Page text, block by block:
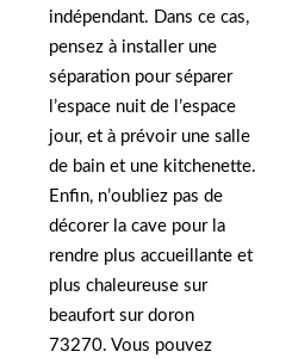
indépendant. Dans ce cas,
pensez à installer une
séparation pour séparer
l’espace nuit de l’espace
jour, et à prévoir une salle
de bain et une kitchenette.
Enfin, n’oubliez pas de
décorer la cave pour la
rendre plus accueillante et
plus chaleureuse sur
beaufort sur doron
73270. Vous pouvez